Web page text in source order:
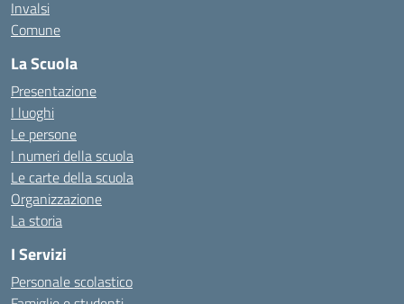
Invalsi
Comune
La Scuola
Presentazione
I luoghi
Le persone
I numeri della scuola
Le carte della scuola
Organizzazione
La storia
I Servizi
Personale scolastico